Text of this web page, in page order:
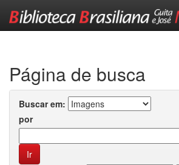
Página de busca
Buscar em:
por